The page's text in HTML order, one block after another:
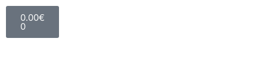
0.00€
0